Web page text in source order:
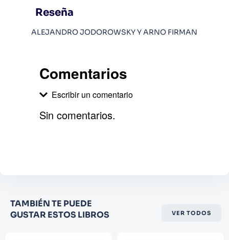
Reseña
ALEJANDRO JODOROWSKY Y ARNO FIRMAN
Comentarios
Escribir un comentario
Califique el producto de 1 a 5
estrellas
Sin comentarios.
TAMBIÉN TE PUEDE
GUSTAR ESTOS LIBROS
VER TODOS